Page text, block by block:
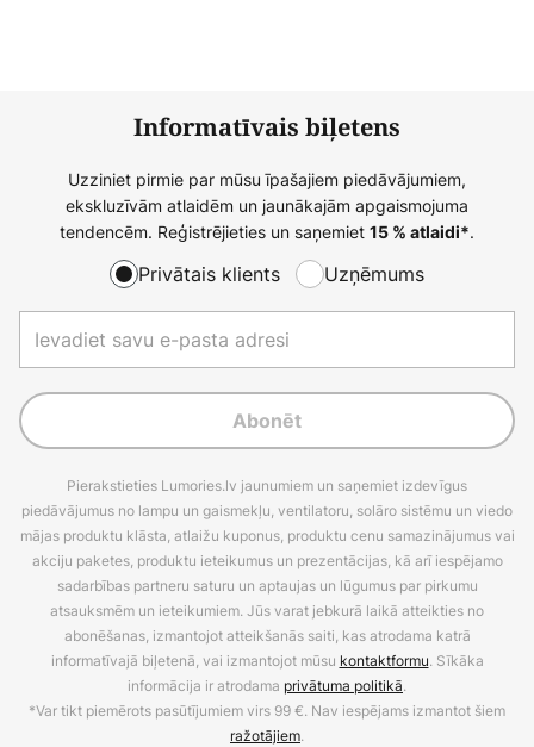
Informatīvais biļetens
Uzziniet pirmie par mūsu īpašajiem piedāvājumiem,
ekskluzīvām atlaidēm un jaunākajām apgaismojuma
tendencēm. Reģistrējieties un saņemiet 15 % atlaidi*.
Privātais klients Uzņēmums
Abonēt
Pierakstieties Lumories.lv jaunumiem un saņemiet izdevīgus
piedāvājumus no lampu un gaismekļu, ventilatoru, solāro sistēmu un viedo
mājas produktu klāsta, atlaižu kuponus, produktu cenu samazinājumus vai
akciju paketes, produktu ieteikumus un prezentācijas, kā arī iespējamo
sadarbības partneru saturu un aptaujas un lūgumus par pirkumu
atsauksmēm un ieteikumiem. Jūs varat jebkurā laikā atteikties no
abonēšanas, izmantojot atteikšanās saiti, kas atrodama katrā
informatīvajā biļetenā, vai izmantojot mūsu kontaktformu. Sīkāka
informācija ir atrodama privātuma politikā.
*Var tikt piemērots pasūtījumiem virs 99 €. Nav iespējams izmantot šiem
ražotājiem.